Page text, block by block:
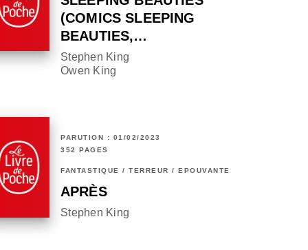
(COMICS SLEEPING
BEAUTIES,…
Stephen King
Owen King
PARUTION : 01/02/2023
352 PAGES
FANTASTIQUE / TERREUR / EPOUVANTE
APRÈS
Stephen King